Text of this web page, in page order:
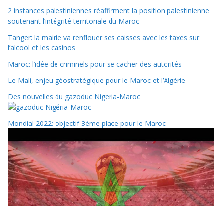
2 instances palestiniennes réaffirment la position palestinienne
soutenant l’intégrité territoriale du Maroc
Tanger: la mairie va renflouer ses caisses avec les taxes sur
l’alcool et les casinos
Maroc: l’idée de criminels pour se cacher des autorités
Le Mali, enjeu géostratégique pour le Maroc et l’Algérie
Des nouvelles du gazoduc Nigeria-Maroc
Mondial 2022: objectif 3ème place pour le Maroc